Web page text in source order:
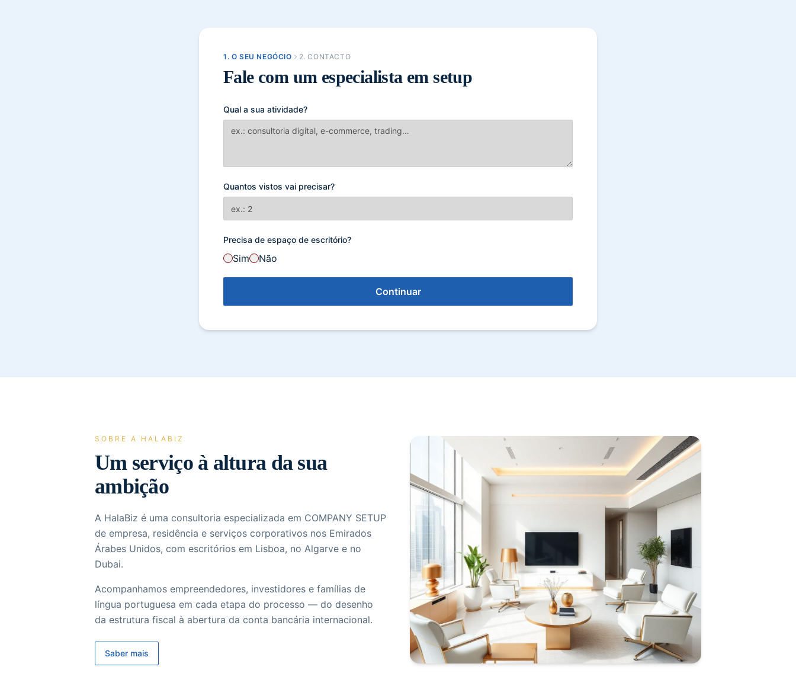
1. O SEU NEGÓCIO 2. CONTACTO
Fale com um especialista em setup
Qual a sua atividade?
Quantos vistos vai precisar?
Precisa de espaço de escritório?
Sim Não
Continuar
SOBRE A HALABIZ
Um serviço à altura da sua
ambição
A HalaBiz é uma consultoria especializada em COMPANY SETUP
de empresa, residência e serviços corporativos nos Emirados
Árabes Unidos, com escritórios em Lisboa, no Algarve e no
Dubai.
Acompanhamos empreendedores, investidores e famílias de
língua portuguesa em cada etapa do processo — do desenho
da estrutura fiscal à abertura da conta bancária internacional.
Saber mais